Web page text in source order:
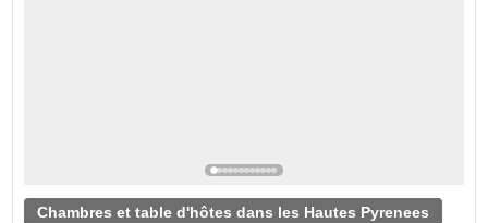
Chambres et table d'hôtes dans les Hautes Pyrenees